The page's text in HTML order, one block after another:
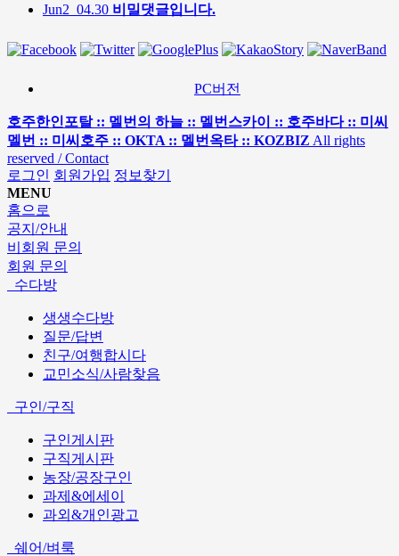
Jun2 04.30 비밀댓글입니다.
PC버전
호주한인포탈 :: 멜번의 하늘 :: 멜번스카이 :: 호주바다 :: 미씨
멜번 :: 미씨호주 :: OKTA :: 멜번옥타 :: KOZBIZ All rights
reserved / Contact
로그인 회원가입 정보찾기
MENU
홈으로
공지/안내
비회원 문의
회원 문의
수다방
생생수다방
질문/답변
친구/여행합시다
교민소식/사람찾음
구인/구직
구인게시판
구직게시판
농장/공장구인
과제&에세이
과외&개인광고
쉐어/벼룩